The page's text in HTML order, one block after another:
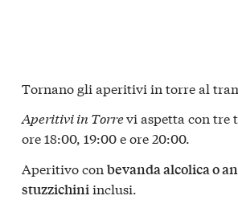
Tornano gli aperitivi in torre al
Aperitivi in Torrevi aspetta con
ore 18:00, 19:00 e ore 20:00.
Aperitivo con bevanda alcolica o
stuzzichiniinclusi.